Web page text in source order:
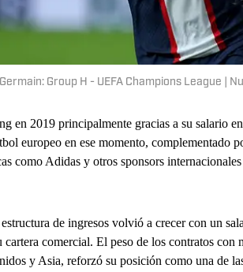
Group H - UEFA Champions League |
en 2019 principalmente gracias a su salario
europeo en ese momento, complementado
como Adidas y otros sponsors
de ingresos volvió a crecer con un
comercial. El peso de los contratos con
y Asia, reforzó su posición como una de